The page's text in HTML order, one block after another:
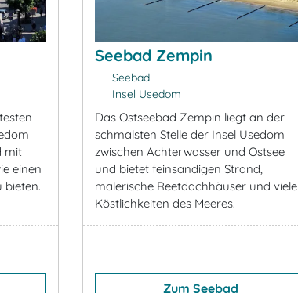
mit
einen
bieten.
Seebad Zempin
Seebad
Insel Usedom
Das Ostseebad Zempin liegt an der
schmalsten Stelle der Insel Usedom
zwischen Achterwasser und Ostsee
und bietet feinsandigen Strand,
malerische Reetdachhäuser und viele
Köstlichkeiten des Meeres.
Zum Seebad